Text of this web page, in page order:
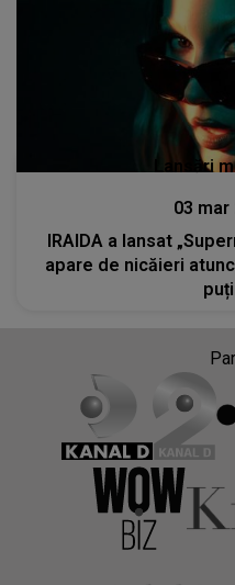
Lansări
03 mar
IRAIDA a lansat
apare de nicăieri